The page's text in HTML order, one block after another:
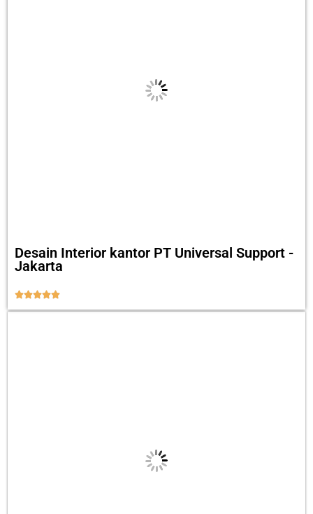
Desain Interior kantor PT Universal Support -
Jakarta
